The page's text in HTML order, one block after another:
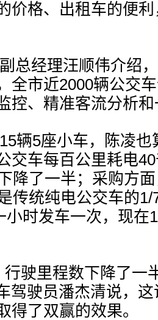
价格、出租车的便
总经理汪顺伟介绍
全市近2000辆公交
控、精准客流分析
辆5座小车，陈凌
交车每百公里耗电
降了一半；采购方
传统纯电公交车的
小时发车一次，现在
行驶里程数下降了一
驾驶员潘杰清说，
得了双赢的效果。